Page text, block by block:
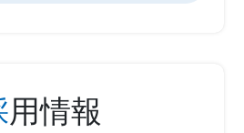
用情報